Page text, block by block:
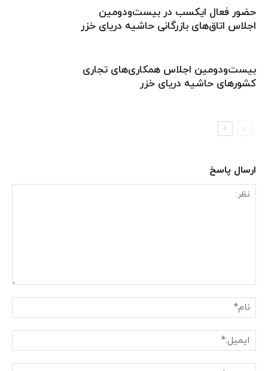
حضور فعال ایکسب در بیست‌و‌دومین
اجلاس اتاق‌های بازرگانی حاشیه دریای خزر
بیست‌ودومین اجلاس همکاری‌های تجاری
کشورهای حاشیه دریای خزر
ارسال پاسخ